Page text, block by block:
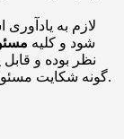
لازم به
شود و کلیه
نظر بوده و
گونه شکایت مسئولیت بر عهده شخص نظر دهنده خواهد بود.